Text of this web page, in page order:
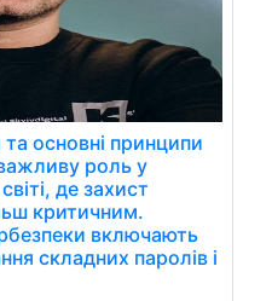
основні принципи
важливу роль у
де захист
критичним.
включають
складних паролів і